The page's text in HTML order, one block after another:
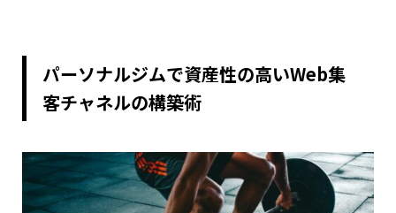
パーソナルジムで資産性の高いWeb集
客チャネルの構築術